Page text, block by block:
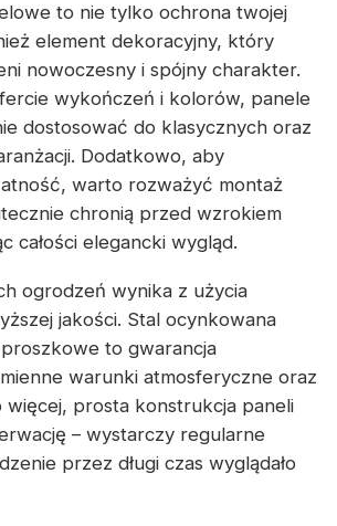
to nie tylko ochrona twojej
element dekoracyjny, który
nowoczesny i spójny charakter.
wykończeń i kolorów, panele
dostosować do klasycznych oraz
Dodatkowo, aby
warto rozważyć montaż
chronią przed wzrokiem
całości elegancki wygląd.
ogrodzeń wynika z użycia
jakości. Stal ocynkowana
to gwarancja
warunki atmosferyczne oraz
więcej, prosta konstrukcja paneli
– wystarczy regularne
przez długi czas wyglądało